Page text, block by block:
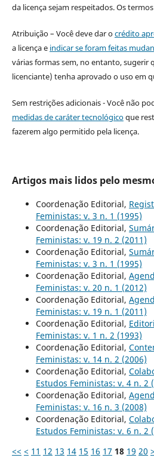
da licença sejam respeitados. Os
Atribuição – Você deve dar ocrédito
a licença e indicar se foram feitas
várias formas sem, no entanto, sugerir
licenciante) tenha aprovado o uso em
Sem restrições adicionais - Você não
medidas de caráter tecnológicoque
fazerem algo permitido pela licença.
Artigos mais lidos pelo
Coordenação Editorial,
Feministas: v. 3 n. 1 (1995)
Coordenação Editorial,
Feministas: v. 19 n. 2 (2011)
Coordenação Editorial,
Feministas: v. 3 n. 1 (1995)
Coordenação Editorial,
Feministas: v. 20 n. 1 (2012)
Coordenação Editorial,
Feministas: v. 19 n. 1 (2011)
Coordenação Editorial,
Feministas: v. 1 n. 2 (1993)
Coordenação Editorial,
Feministas: v. 14 n. 2 (2006)
Coordenação Editorial,
Estudos Feministas: v. 4 n. 2
Coordenação Editorial,
Feministas: v. 16 n. 3 (2008)
Coordenação Editorial,
Estudos Feministas: v. 6 n. 2
<< < 11 12 13 14 15 16 17 18 19 20 >